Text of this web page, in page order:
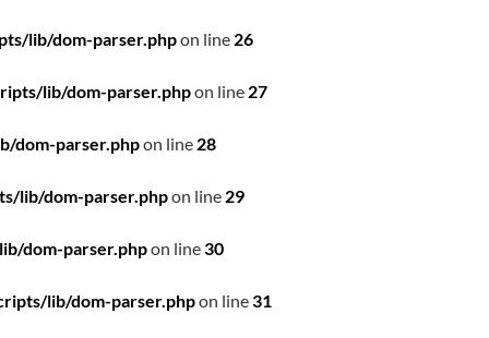
lib/dom-parser.phpon line 26
lib/dom-parser.phpon line 27
dom-parser.phpon line 28
lib/dom-parser.phpon line 29
dom-parser.phpon line30
lib/dom-parser.phpon line31